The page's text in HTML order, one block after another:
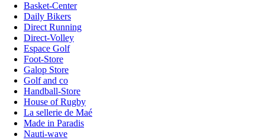
Basket-Center
Daily Bikers
Direct Running
Direct-Volley
Espace Golf
Foot-Store
Galop Store
Golf and co
Handball-Store
House of Rugby
La sellerie de Maé
Made in Paradis
Nauti-wave